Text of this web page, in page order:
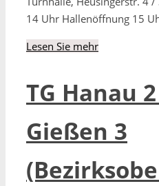
14 Uhr Hallenöffnung 15
Lesen Sie mehr
TG Hanau 2
Gießen 3